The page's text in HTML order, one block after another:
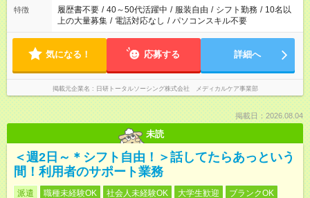
間と、もう1つのお仕事の勤務時間。 合計で週40時間を超える
場合は応募できません。
特徴 履歴書不要 / 40～50代活躍中 / 服装自由 / シフト勤務 / 10名以
上の大量募集 / 電話対応なし / パソコンスキル不要
気になる！ 応募する 詳細へ
掲載元企業名 日研トータルソーシング株式会社 メディカルケア事業部
掲載日：2026.08.04
未読
＜週2日～＊シフト自由！＞話してたらあっという
間！利用者のサポート業務
派遣 職種未経験OK 社会人未経験OK 大学生歓迎
ブランクOK